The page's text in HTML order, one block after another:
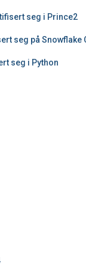
seg i Prince2
seg på Snowflake
seg i Python